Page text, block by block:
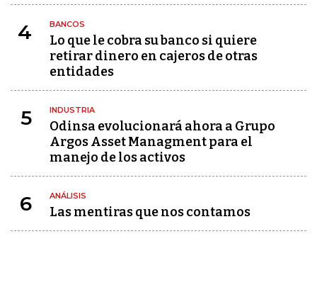
4 BANCOS
Lo que le cobra su banco si quiere
retirar dinero en cajeros de otras
entidades
5 INDUSTRIA
Odinsa evolucionará ahora a Grupo
Argos Asset Managment para el
manejo de los activos
6 ANÁLISIS
Las mentiras que nos contamos